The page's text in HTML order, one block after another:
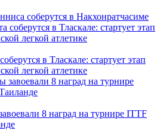
соберутся в Накхонратчасиме
в Тласкале: стартует этап
легкой атлетике
8 наград на турнире ITTF